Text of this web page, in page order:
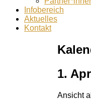
Infobereich
Aktuelles
Kontakt
1.
Ansicht